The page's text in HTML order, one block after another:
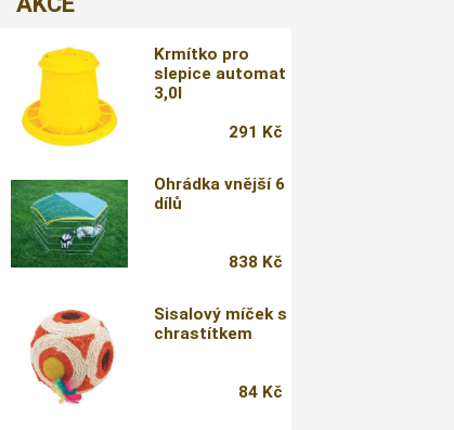
Krmítko pro
slepice automat
3,0l
291 Kč
Ohrádka vnější 6
dílů
838 Kč
Sisalový míček s
chrastítkem
84 Kč